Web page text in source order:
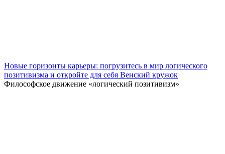
Новые горизонты карьеры: погрузитесь в мир логического
позитивизма и откройте для себя Венский кружок
Философское движение «логический позитивизм»